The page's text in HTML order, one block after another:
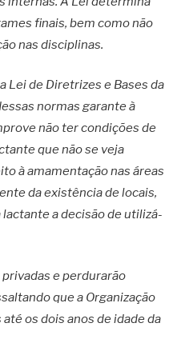
finais, bem como não
nas disciplinas.
Lei de Diretrizes e Bases da
normas garante à
não ter condições de
que não se veja
à amamentação nas áreas
da existência de locais,
a decisão de utilizá-
e perdurarão
que a Organização
os dois anos de idade da